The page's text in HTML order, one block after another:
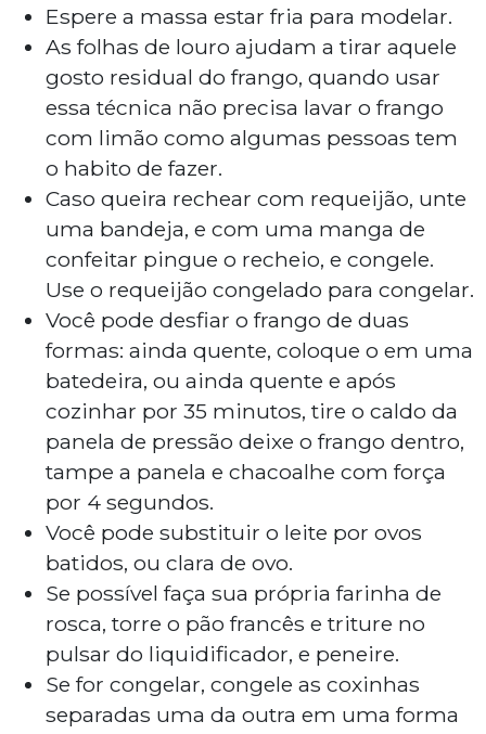
Espere a massa estar fria para modelar.
As folhas de louro ajudam a tirar aquele
gosto residual do frango, quando usar
essa técnica não precisa lavar o frango
com limão como algumas pessoas tem
o habito de fazer.
Caso queira rechear com requeijão, unte
uma bandeja, e com uma manga de
confeitar pingue o recheio, e congele.
Use o requeijão congelado para congelar.
Você pode desfiar o frango de duas
formas: ainda quente, coloque o em uma
batedeira, ou ainda quente e após
cozinhar por 35 minutos, tire o caldo da
panela de pressão deixe o frango dentro,
tampe a panela e chacoalhe com força
por 4 segundos.
Você pode substituir o leite por ovos
batidos, ou clara de ovo.
Se possível faça sua própria farinha de
rosca, torre o pão francês e triture no
pulsar do liquidificador, e peneire.
Se for congelar, congele as coxinhas
separadas uma da outra em uma forma